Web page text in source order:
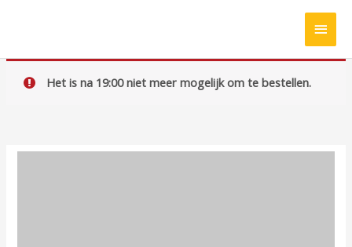
inhoud
Het is na 19:00 niet meer mogelijk om te bestellen.